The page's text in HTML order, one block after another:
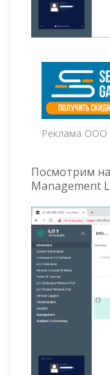
Реклама ООО
Посмотрим
Management